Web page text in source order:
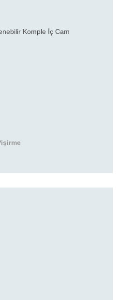
Komple İç Cam